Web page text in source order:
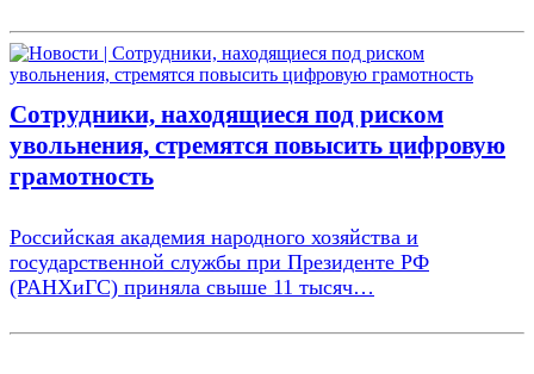
Сотрудники, находящиеся под риском
увольнения, стремятся повысить цифровую
грамотность
Российская академия народного хозяйства и
государственной службы при Президенте РФ
(РАНХиГС) приняла свыше 11 тысяч…